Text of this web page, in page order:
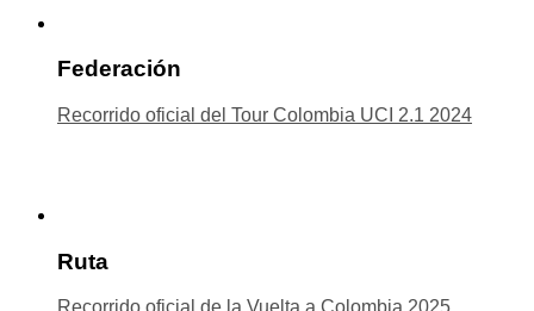
Federación
Recorrido oficial del Tour Colombia UCI 2.1 2024
Ruta